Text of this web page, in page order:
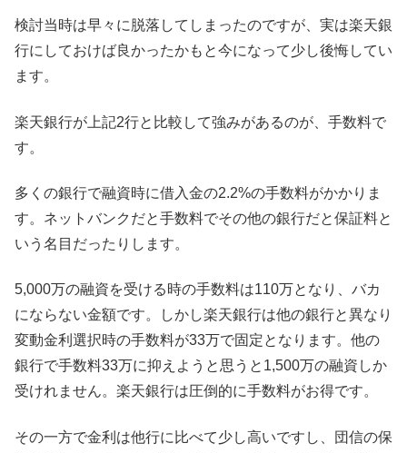
検討当時は早々に脱落してしまったのですが、実は楽天銀
行にしておけば良かったかもと今になって少し後悔してい
ます。
楽天銀行が上記2行と比較して強みがあるのが、手数料で
す。
多くの銀行で融資時に借入金の2.2%の手数料がかかりま
す。ネットバンクだと手数料でその他の銀行だと保証料と
いう名目だったりします。
5,000万の融資を受ける時の手数料は110万となり、バカ
にならない金額です。しかし楽天銀行は他の銀行と異なり
変動金利選択時の手数料が33万で固定となります。他の
銀行で手数料33万に抑えようと思うと1,500万の融資しか
受けれません。楽天銀行は圧倒的に手数料がお得です。
その一方で金利は他行に比べて少し高いですし、団信の保